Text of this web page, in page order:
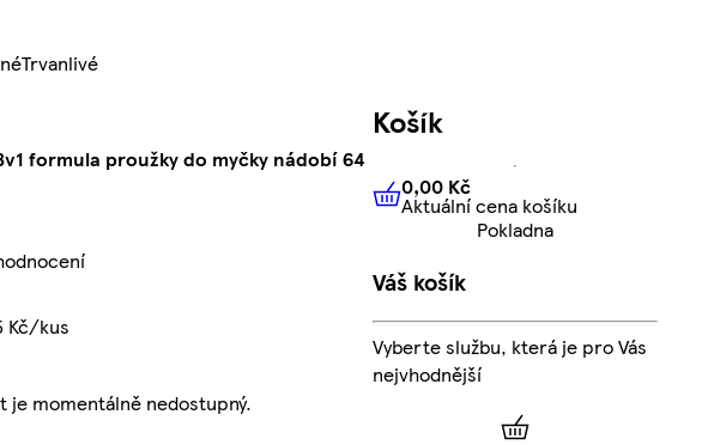
Trvanlivé
formula proužky do myčky nádobí 64
Kč/kus
je momentálně nedostupný.
Košík
0,00 KčAktuální cena košíku
0,00 Kč
Aktuální cena košíku
Pokladna
Váš košík
Vyberte službu, která je pro Vás
nejvhodnější